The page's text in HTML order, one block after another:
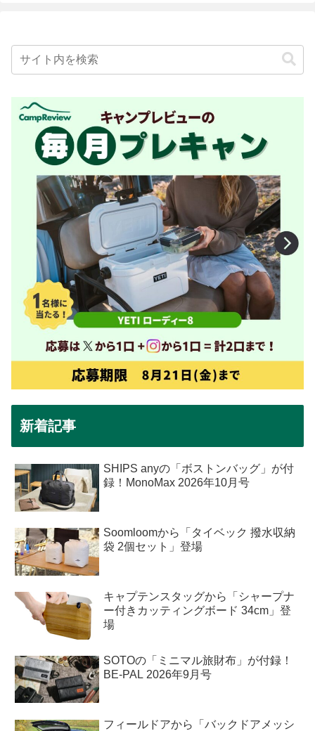
新着記事
SHIPS anyの「ボストンバッグ」が付
録！MonoMax 2026年10月号
Soomloomから「タイベック 撥水収納
袋 2個セット」登場
キャプテンスタッグから「シャープナ
ー付きカッティングボード 34cm」登
場
SOTOの「ミニマル旅財布」が付録！
BE-PAL 2026年9月号
フィールドアから「バックドアメッシ